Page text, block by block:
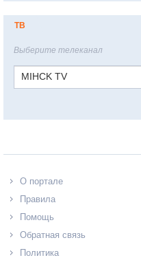
ТВ
Выберите телеканал
MIHCK TV
О портале
Правила
Помощь
Обратная связь
Политика